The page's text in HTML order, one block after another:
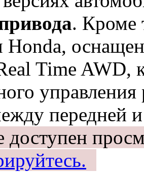
. Кроме
Honda,
Time AWD,
передней
доступен